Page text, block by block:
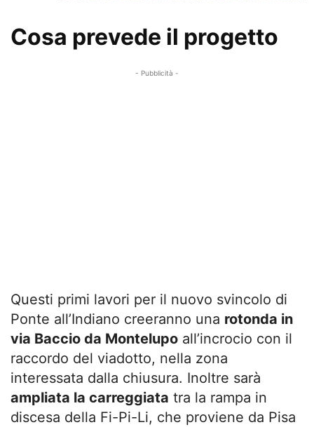
Cosa prevede il progetto
- Pubblicità -
Questi primi lavori per il nuovo svincolo di
Ponte all’Indiano creeranno una rotonda in
via Baccio da Montelupo all’incrocio con il
raccordo del viadotto, nella zona
interessata dalla chiusura. Inoltre sarà
ampliata la carreggiata tra la rampa in
discesa della Fi-Pi-Li, che proviene da Pisa